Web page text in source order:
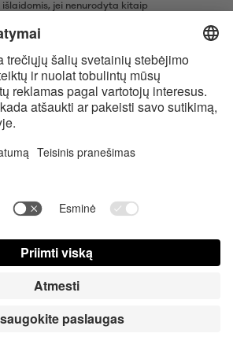
išlaidomis, jei nenurodyta kitaip
Bluetooth® ir logotipai yra registruoti „Bluetooth
ir bet koks tokių prekių ženklų naudojimas
GmbH“ yra licencijuotas.
ir „Apple Watch“ yra „Apple Inc.“ prekių
Play“ logotipas yra „Google LLC“ prekės
us today Slapukų nustatymai
informacija Spauda Registruotis